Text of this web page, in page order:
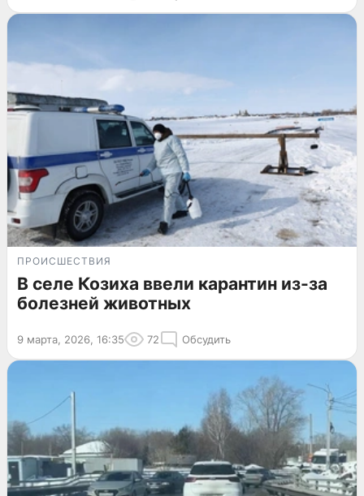
ПРОИСШЕСТВИЯ
В селе Козиха ввели карантин из-за
болезней животных
9 марта, 2026, 16:35 72 Обсудить